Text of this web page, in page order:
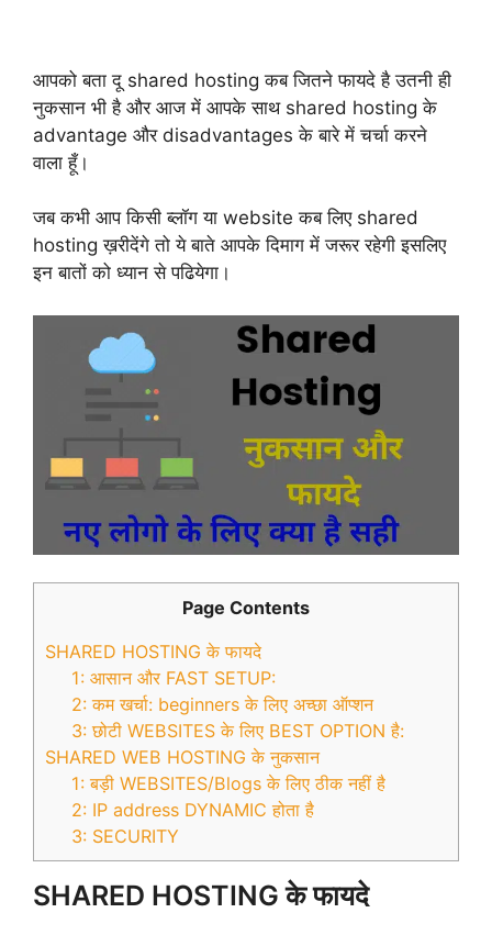
आपको बता दू shared hosting कब जितने फायदे है उतनी ही
नुकसान भी है और आज में आपके साथ shared hosting के
advantage और disadvantages के बारे में चर्चा करने
वाला हूँ।
जब कभी आप किसी ब्लॉग या website कब लिए shared
hosting ख़रीदेंगे तो ये बाते आपके दिमाग में जरूर रहेगी इसलिए
इन बातों को ध्यान से पढियेगा।
Page Contents
SHARED HOSTING के फायदे
1: आसान और FAST SETUP:
2: कम खर्चा: beginners के लिए अच्छा ऑप्शन
3: छोटी WEBSITES के लिए BEST OPTION है:
SHARED WEB HOSTING के नुकसान
1: बड़ी WEBSITES/Blogs के लिए ठीक नहीं है
2: IP address DYNAMIC होता है
3: SECURITY
SHARED HOSTING के फायदे